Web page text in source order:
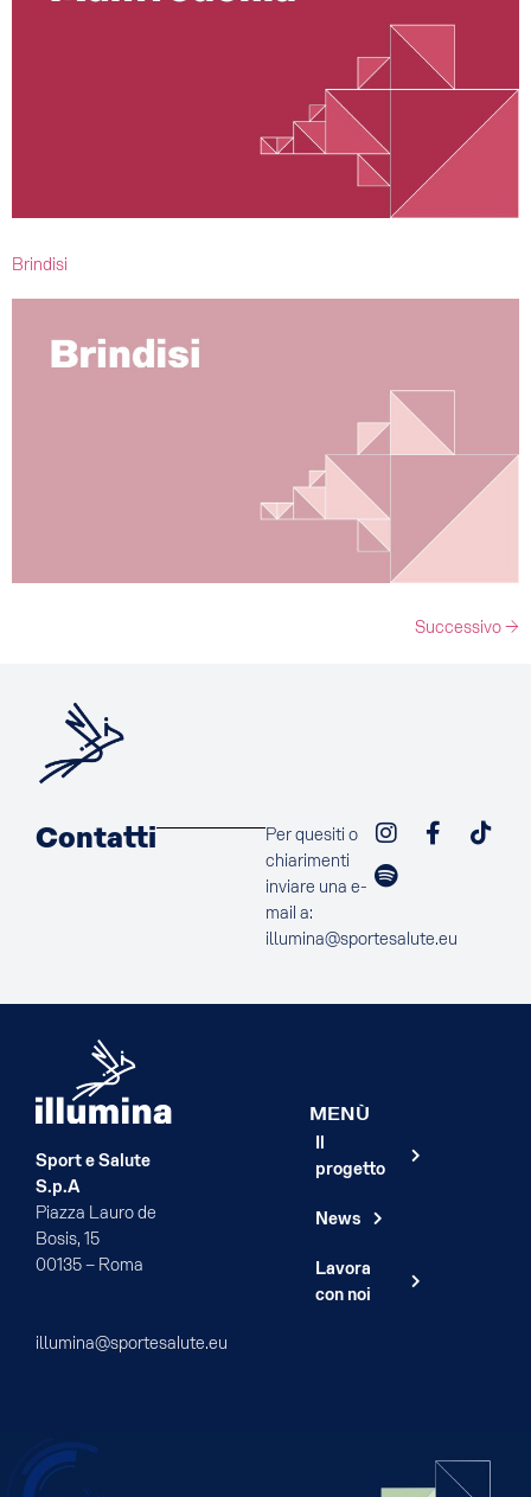
Brindisi
Successivo→
Contatti
Per quesiti o
chiarimenti
inviare una e-
mail a:
illumina@sportesalute.eu
Sport e Salute
S.p.A
Piazza Lauro de
Bosis, 15
00135 – Roma
illumina@sportesalute.eu
MENÙ
Il
progetto
News
Lavora
con noi